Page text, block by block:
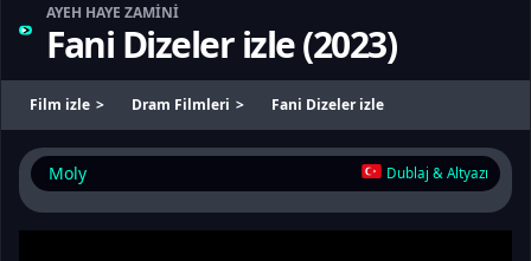
Fani Dizeler izle(2023)
AYEH HAYE ZAMINI
Film izle Dram Filmleri Fani Dizeler izle
Moly Dublaj & Altyazı